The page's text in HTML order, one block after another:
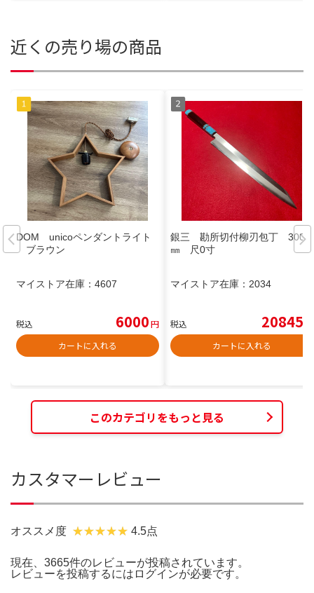
近くの売り場の商品
DOM unicoペンダントライト
ブラウン
マイストア在庫： 4607
税込 6000円
カートに入れる
銀三 勘所切付柳刃包丁 300
㎜ 尺0寸
マイストア在庫： 2034
税込 20845
カートに入れる
このカテゴリをもっと見る
カスタマーレビュー
オススメ度 4.5点
現在、3665件のレビューが投稿されています。
レビューを投稿するには ログインが必要です。